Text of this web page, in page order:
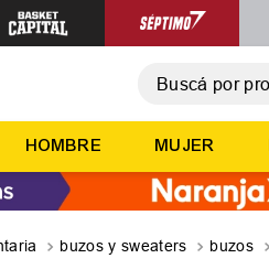
HOMBRE MUJER
buzos y sweaters buzos